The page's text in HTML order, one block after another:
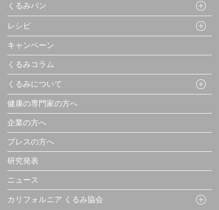
くるみパン
レシピ
キャンペーン
くるみコラム
くるみについて
健康の専門家の方へ
企業の方へ
プレスの方へ
研究発表
ニュース
カリフォルニア くるみ協会